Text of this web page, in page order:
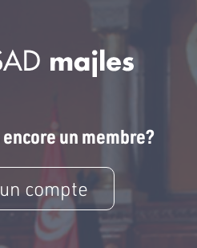
un membre?
compte